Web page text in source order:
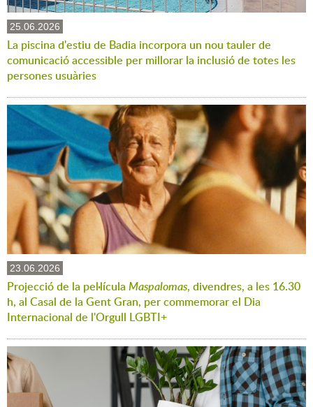
25.06.2026
La piscina d'estiu de Badia incorpora un nou tauler de
comunicació accessible per millorar la inclusió de totes les
persones usuàries
23.06.2026
Projecció de la pel·lícula Maspalomas, divendres, a les 16.30
h, al Casal de la Gent Gran, per commemorar el Dia
Internacional de l'Orgull LGBTI+